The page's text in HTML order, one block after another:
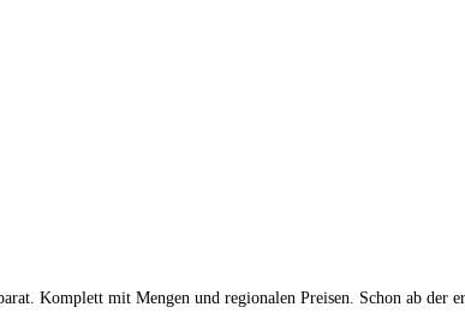
Komplett mit Mengen und regionalen Preisen. Schon ab der